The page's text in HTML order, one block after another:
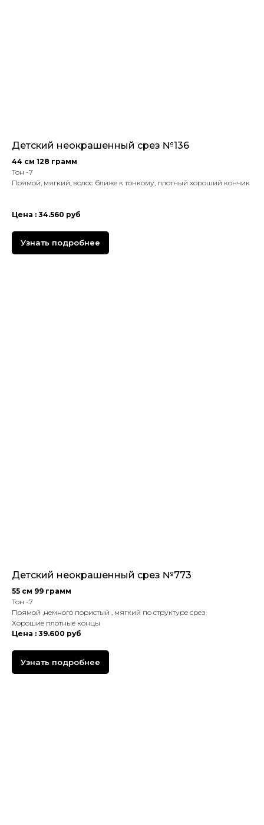
Детский неокрашенный срез №136
44 см 128 грамм
Тон -7
Прямой, мягкий, волос ближе к тонкому, плотный хороший кончик
Цена : 34.560 руб
Узнать подробнее
Детский неокрашенный срез №773
55 см 99 грамм
Тон -7
Прямой ,немного пористый , мягкий по структуре срез
Хорошие плотные концы
Цена : 39.600 руб
Узнать подробнее